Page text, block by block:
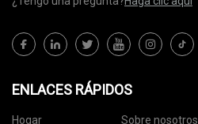
ENLACES RÁPIDOS
Hogar Sobre nosotros